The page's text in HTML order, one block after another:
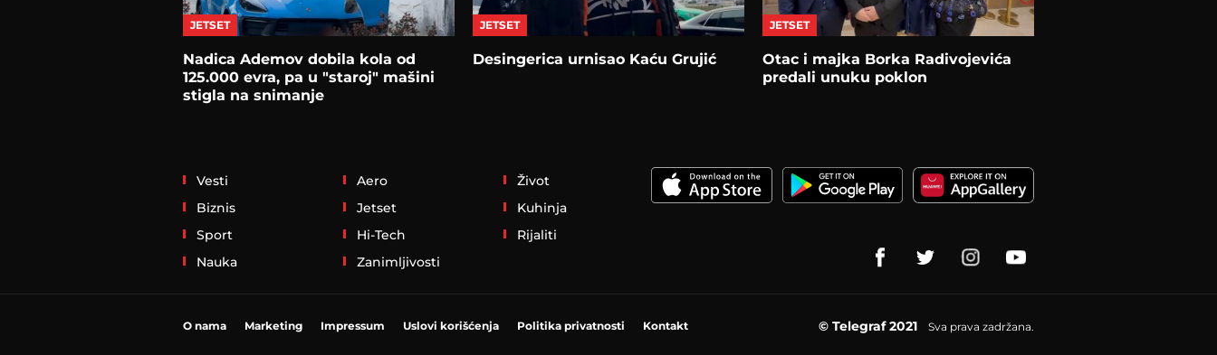
JETSET
Nadica Ademov dobila kola od
125.000 evra, pa u "staroj" mašini
stigla na snimanje
JETSET
Desingerica urnisao Kaću Grujić
JETSET
Otac i majka Borka Radivojevića
predali unuku poklon
Vesti
Biznis
Sport
Nauka
Aero
Jetset
Hi-Tech
Zanimljivosti
Život
Kuhinja
Rijaliti
O nama Marketing Impressum Uslovi korišćenja Politika privatnosti Kontakt © Telegraf 2021 Sva prava zadržana.